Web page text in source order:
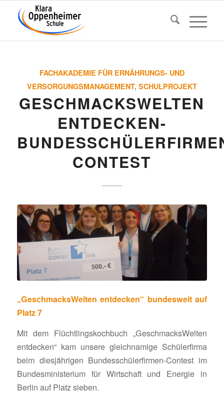
FACHAKADEMIE FÜR ERNÄHRUNGS- UND
VERSORGUNGSMANAGEMENT, SCHULPROJEKT
GESCHMACKS­WELTEN
ENTDE­CKEN-
CONTEST
„Geschmacks­Welten entde­cken“ bundes­weit auf
Platz 7
Mit dem Flücht­lings­koch­buch „Geschmacks­Welten
entde­cken“ kam unsere gleich­na­mige Schü­ler­firma
beim dies­jäh­rigen Bundes­schü­ler­firmen-Contest im
Bundes­mi­nis­te­rium für Wirt­schaft und Energie in
Berlin auf Platz sieben.